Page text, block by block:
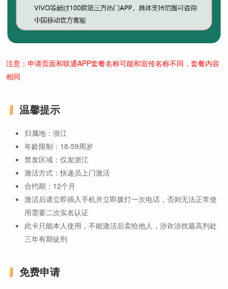
注意：申请页面和联通APP套餐名称可能和宣传名称不同，套餐内容
相同
温馨提示
归属地：浙江
年龄限制：18-59周岁
禁发区域：仅发浙江
激活方式：快递员上门激活
合约期：12个月
激活后请立即插入手机并立即拨打一次电话，否则无法正常使
用需要二次实名认证
此卡只能本人使用，不能激活后卖给他人，涉诈涉扰最高判处
三年有期徒刑
免费申请